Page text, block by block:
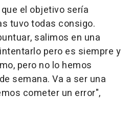
el objetivo sería
tuvo todas consigo.
salimos en una
pero es siempre y
pero no lo hemos
semana. Va a ser una
cometer un error",